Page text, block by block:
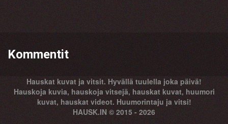
Kommentit
Hauskat kuvat ja vitsit. Hyvällä tuulella joka päivä!
Hauskoja kuvia, hauskoja vitsejä, hauskat kuvat, huumori
kuvat, hauskat videot. Huumorintaju ja vitsi!
HAUSK.IN © 2015 - 2026